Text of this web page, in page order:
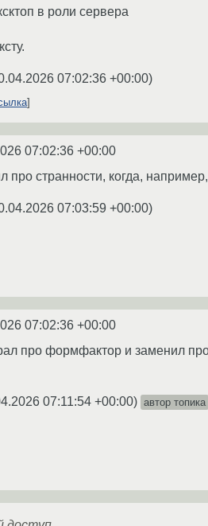
в роли сервера
07:02:36 +00:00)
07:02:36 +00:00
про странности, когда,
07:03:59 +00:00)
07:02:36 +00:00
про формфактор и заменил
07:11:54 +00:00) автор топика